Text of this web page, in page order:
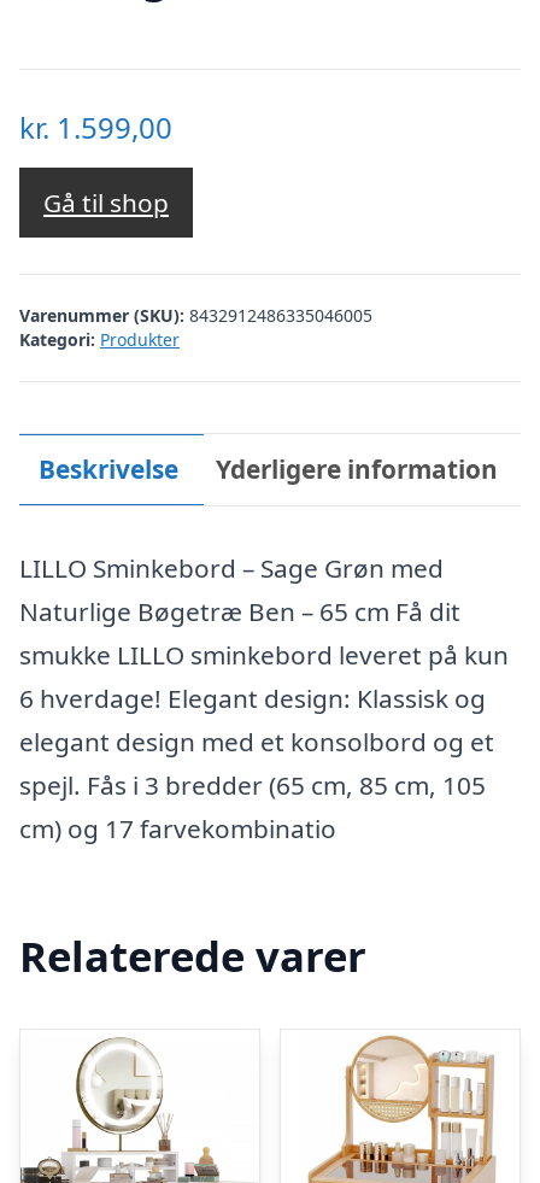
kr. 1.599,00
Gå til shop
Varenummer (SKU): 8432912486335046005
Kategori: Produkter
Beskrivelse Yderligere information
LILLO Sminkebord – Sage Grøn med
Naturlige Bøgetræ Ben – 65 cm Få dit
smukke LILLO sminkebord leveret på kun
6 hverdage! Elegant design: Klassisk og
elegant design med et konsolbord og et
spejl. Fås i 3 bredder (65 cm, 85 cm, 105
cm) og 17 farvekombinatio
Relaterede varer